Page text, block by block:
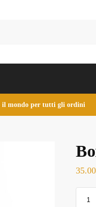
il mondo per tutti gli ordini